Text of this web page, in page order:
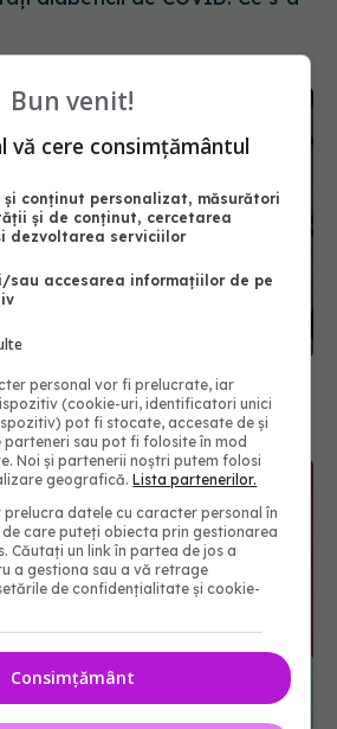
COVID 19 scade, dar
să crească. Ce trebuie să
Bun venit!
vă cere consimțământul
conținut personalizat, măsurători
și de conținut, cercetarea
dezvoltarea serviciilor
sau accesarea informațiilor de pe
personal vor fi prelucrate, iar
(cookie-uri, identificatori unici
pot fi stocate, accesate de și
parteneri sau pot fi folosite în mod
Noi și partenerii noștri putem folosi
geografică.Lista partenerilor.
datele cu caracter personal în
care puteți obiecta prin gestionarea
Căutați un link în partea de jos a
a gestiona sau a vă retrage
de confidențialitate și cookie-
Consimțământ